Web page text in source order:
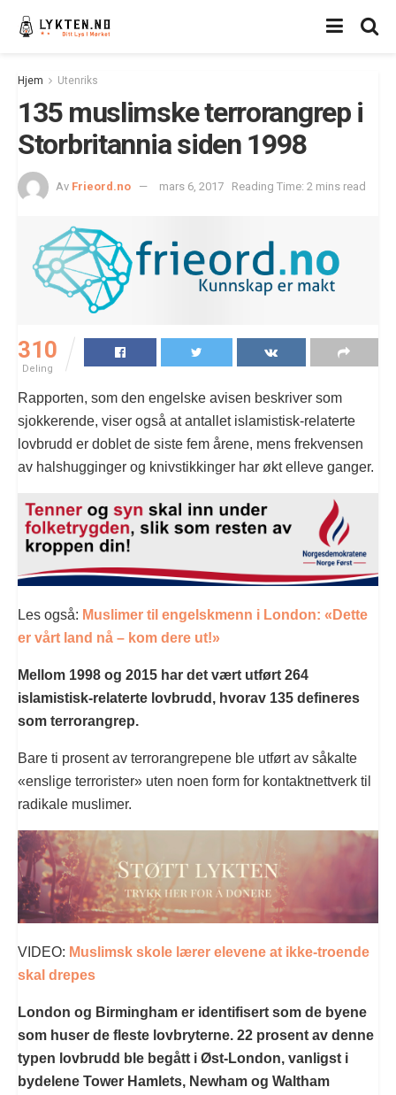
Hjem Utenriks
135 muslimske terrorangrep i
Storbritannia siden 1998
Av Frieord.no mars 6, 2017 Reading Time: 2 mins read
310
Deling
Rapporten, som den engelske avisen beskriver som
sjokkerende, viser også at antallet islamistisk-relaterte
lovbrudd er doblet de siste fem årene, mens frekvensen
av halshugginger og knivstikkinger har økt elleve ganger.
Les også: Muslimer til engelskmenn i London: «Dette
er vårt land nå – kom dere ut!»
Mellom 1998 og 2015 har det vært utført 264
islamistisk-relaterte lovbrudd, hvorav 135 defineres
som terrorangrep.
Bare ti prosent av terrorangrepene ble utført av såkalte
«enslige terrorister» uten noen form for kontaktnettverk til
radikale muslimer.
VIDEO: Muslimsk skole lærer elevene at ikke-troende
skal drepes
London og Birmingham er identifisert som de byene
som huser de fleste lovbryterne. 22 prosent av denne
typen lovbrudd ble begått i Øst-London, vanligst i
bydelene Tower Hamlets, Newham og Waltham